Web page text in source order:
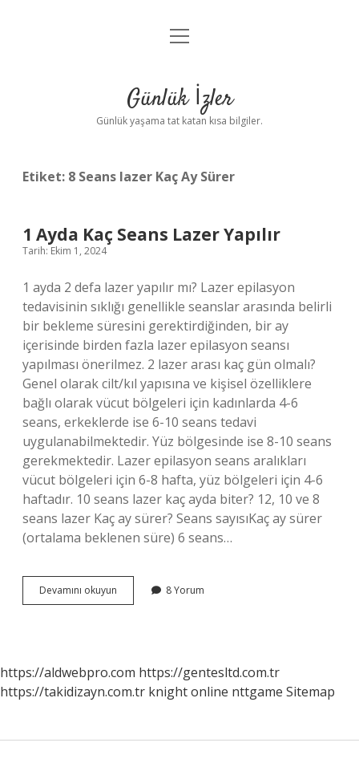
Anasayfa
Yasal Uyarı
menüyü
Günlük İzler
Günlük yaşama tat katan kısa bilgiler.
Etiket: 8 Seans lazer Kaç Ay Sürer
1 Ayda Kaç Seans Lazer Yapılır
Tarih: Ekim 1, 2024
1 ayda 2 defa lazer yapılır mı? Lazer epilasyon
tedavisinin sıklığı genellikle seanslar arasında belirli
bir bekleme süresini gerektirdiğinden, bir ay
içerisinde birden fazla lazer epilasyon seansı
yapılması önerilmez. 2 lazer arası kaç gün olmalı?
Genel olarak cilt/kıl yapısına ve kişisel özelliklere
bağlı olarak vücut bölgeleri için kadınlarda 4-6
seans, erkeklerde ise 6-10 seans tedavi
uygulanabilmektedir. Yüz bölgesinde ise 8-10 seans
gerekmektedir. Lazer epilasyon seans aralıkları
vücut bölgeleri için 6-8 hafta, yüz bölgeleri için 4-6
haftadır. 10 seans lazer kaç ayda biter? 12, 10 ve 8
seans lazer Kaç ay sürer? Seans sayısıKaç ay sürer
(ortalama beklenen süre) 6 seans…
Devamını okuyun
Ayda
8 Yorum
https://aldwebpro.com https://gentesltd.com.tr
https://takidizayn.com.tr knight online nttgame Sitemap